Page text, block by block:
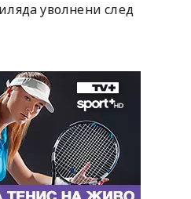
уволнени след